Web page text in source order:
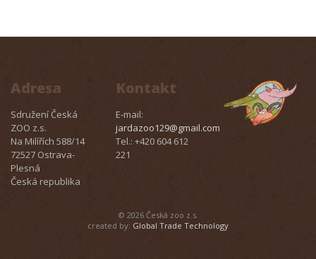
Adresa
Sdružení Česká
ZOO z.s.
Na Milířích 588/14
72527 Ostrava-
Plesná
Česká republika
Kontakt
E-mail:
jardazoo129@gmail.com
Tel.: +420 604 612
221
© 2026 Česká zoo z.s.
created by: Global Trade Technology